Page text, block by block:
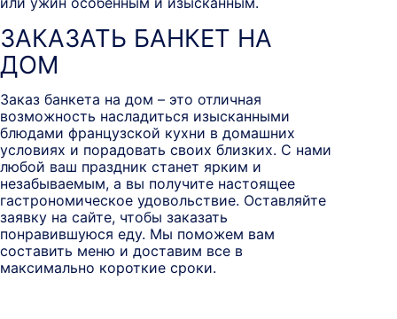
ЗАКАЗАТЬ БАНКЕТ НА
ДОМ
Заказ банкета на дом – это отличная
возможность насладиться изысканными
блюдами французской кухни в домашних
условиях и порадовать своих близких. С нами
любой ваш праздник станет ярким и
незабываемым, а вы получите настоящее
гастрономическое удовольствие. Оставляйте
заявку на сайте, чтобы заказать
понравившуюся еду. Мы поможем вам
составить меню и доставим все в
максимально короткие сроки.